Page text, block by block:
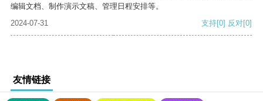
编辑文档、制作演示文稿、管理日程安排等。
2024-07-31
支持[0] 反对[0]
友情链接